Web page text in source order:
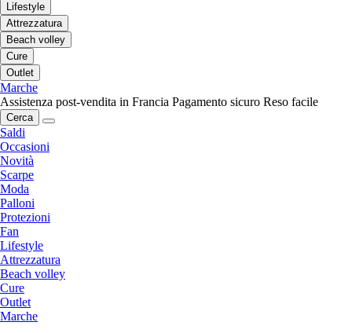
Lifestyle
Attrezzatura
Beach volley
Cure
Outlet
Marche
Assistenza post-vendita in Francia Pagamento sicuro Reso facile
Cerca
Saldi
Occasioni
Novità
Scarpe
Moda
Palloni
Protezioni
Fan
Lifestyle
Attrezzatura
Beach volley
Cure
Outlet
Marche